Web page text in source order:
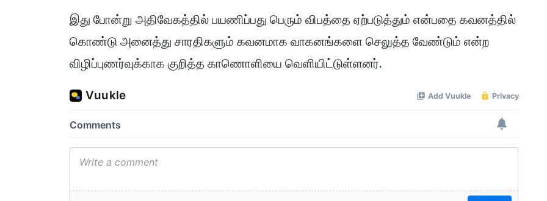
இது போன்று அதிவேகத்தில் பயணிப்பது பெரும் விபத்தை ஏற்படுத்தும் என்பதை கவனத்தில்
கொண்டு அனைத்து சாரதிகளும் கவனமாக வாகனங்களை செலுத்த வேண்டும் என்ற
விழிப்புணர்வுக்காக குறித்த காணொளியை வெளியிட்டுள்ளனர்.